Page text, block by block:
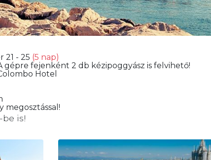
21 - 25 (5 nap)
gépre fejenként 2 db kézipoggyász is felvihető!
Hotel
megosztással!
is!